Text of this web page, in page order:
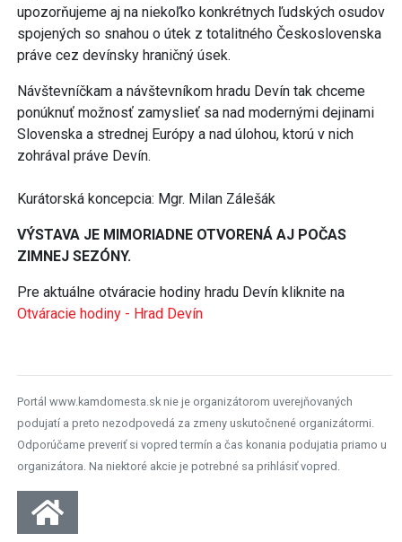
upozorňujeme aj na niekoľko konkrétnych ľudských osudov
spojených so snahou o útek z totalitného Československa
práve cez devínsky hraničný úsek.
Návštevníčkam a návštevníkom hradu Devín tak chceme
ponúknuť možnosť zamyslieť sa nad modernými dejinami
Slovenska a strednej Európy a nad úlohou, ktorú v nich
zohrával práve Devín.
Kurátorská koncepcia: Mgr. Milan Zálešák
VÝSTAVA JE MIMORIADNE OTVORENÁ AJ POČAS
ZIMNEJ SEZÓNY.
Pre aktuálne otváracie hodiny hradu Devín kliknite na
Otváracie hodiny - Hrad Devín
Portál www.kamdomesta.sk nie je organizátorom uverejňovaných
podujatí a preto nezodpovedá za zmeny uskutočnené organizátormi.
Odporúčame preveriť si vopred termín a čas konania podujatia priamo u
organizátora. Na niektoré akcie je potrebné sa prihlásiť vopred.